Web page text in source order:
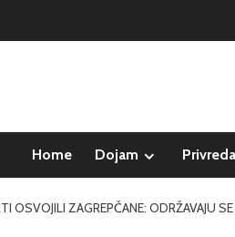
Home Dojam Privreda
OSVOJILI ZAGREPČANE: ODRŽAVAJU